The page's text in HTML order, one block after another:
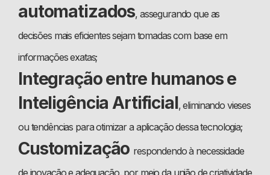
automatizados, assegurando que as
decisões mais eficientes sejam tomadas com base em
informações exatas;
Integração entre humanos e
Inteligência Artificial, eliminando vieses
ou tendências para otimizar a aplicação dessa tecnologia;
Customização respondendo à necessidade
de inovação e adequação, por meio da união de criatividade